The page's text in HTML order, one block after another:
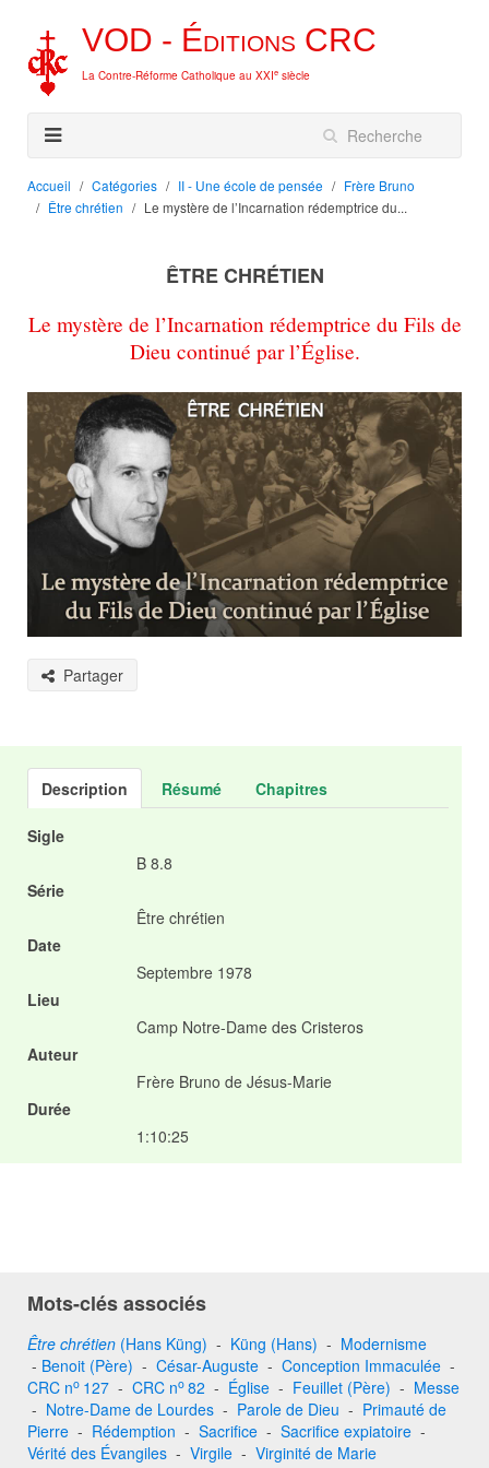
VOD - Éditions CRC
La Contre-Réforme Catholique au XXIe siècle
Accueil Catégories II - Une école de pensée
Frère Bruno
Être chrétien
Le mystère de l’Incarnation rédemptrice du...
ÊTRE CHRÉTIEN
Le mystère de l’Incarnation rédemptrice du Fils de
Dieu continué par l’Église.
Partager
Description Résumé Chapitres
Sigle
B 8.8
Série
Être chrétien
Date
Septembre 1978
Lieu
Camp Notre-Dame des Cristeros
Auteur
Frère Bruno de Jésus-Marie
Durée
1:10:25
Mots-clés associés
Être chrétien (Hans Küng) - Küng (Hans) - Modernisme
- Benoit (Père) - César-Auguste - Conception Immaculée -
CRC no 127 - CRC no 82 - Église - Feuillet (Père) - Messe
- Notre-Dame de Lourdes - Parole de Dieu - Primauté de
Pierre - Rédemption - Sacrifice - Sacrifice expiatoire -
Vérité des Évangiles - Virgile - Virginité de Marie